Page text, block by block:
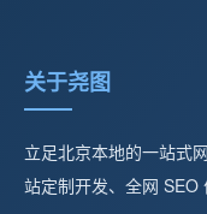
关于尧图
立足北京本地的一站式
站定制开发、全网 SEO